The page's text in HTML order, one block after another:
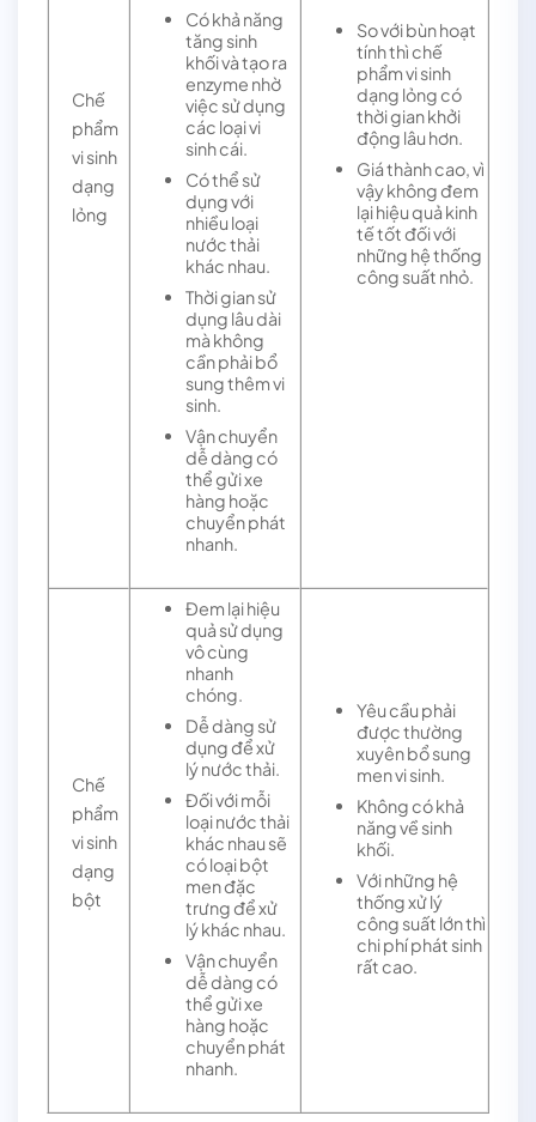
Chế
phẩm
vi sinh
dạng
lỏng
Có khả năng
tăng sinh
khối và tạo ra
enzyme nhờ
việc sử dụng
các loại vi
sinh cái.
Có thể sử
dụng với
nhiều loại
nước thải
khác nhau.
Thời gian sử
dụng lâu dài
mà không
cần phải bổ
sung thêm vi
sinh.
Vận chuyển
dễ dàng có
thể gửi xe
hàng hoặc
chuyển phát
nhanh.
So với bùn hoạt
tính thì chế
phẩm vi sinh
dạng lỏng có
thời gian khởi
động lâu hơn.
Giá thành cao, vì
vậy không đem
lại hiệu quả kinh
tế tốt đối với
những hệ thống
công suất nhỏ.
Chế
phẩm
vi sinh
dạng
bột
Đem lại hiệu
quả sử dụng
vô cùng
nhanh
chóng.
Dễ dàng sử
dụng để xử
lý nước thải.
Đối với mỗi
loại nước thải
khác nhau sẽ
có loại bột
men đặc
trưng để xử
lý khác nhau.
Vận chuyển
dễ dàng có
thể gửi xe
hàng hoặc
chuyển phát
nhanh.
Yêu cầu phải
được thường
xuyên bổ sung
men vi sinh.
Không có khả
năng về sinh
khối.
Với những hệ
thống xử lý
công suất lớn thì
chi phí phát sinh
rất cao.